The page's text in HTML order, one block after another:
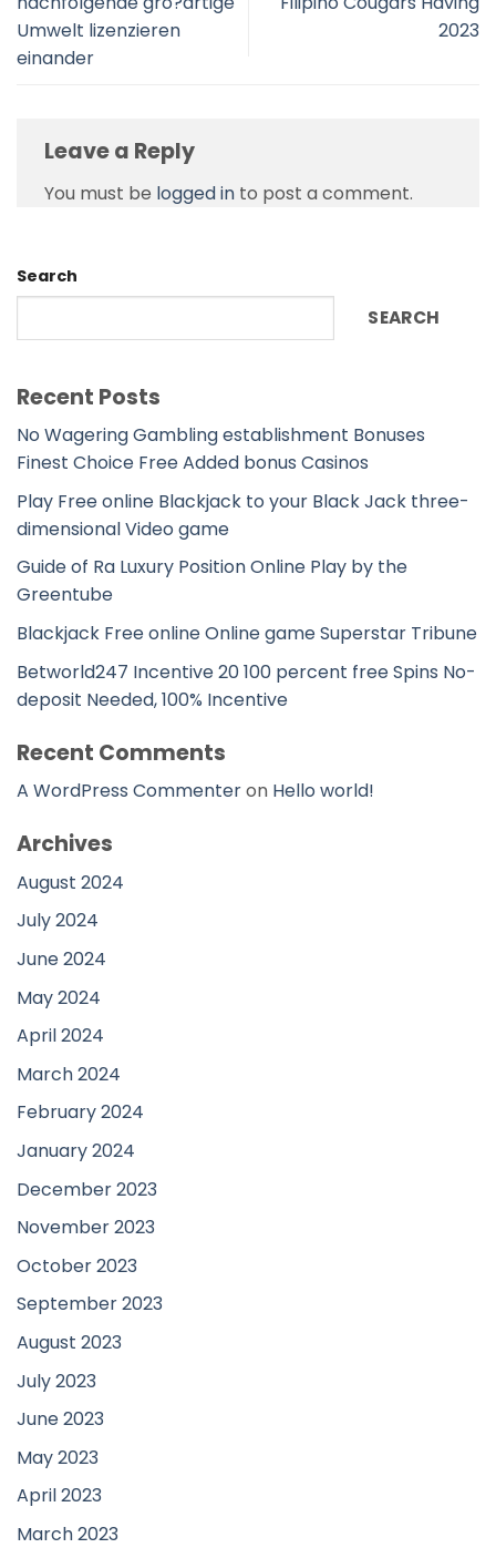
Umwelt lizenzieren
einander
2023
Leave a Reply
You must be logged in to post a comment.
Search
SEARCH
Recent Posts
No Wagering Gambling establishment Bonuses
Finest Choice Free Added bonus Casinos
Play Free online Blackjack to your Black Jack three-
dimensional Video game
Guide of Ra Luxury Position Online Play by the
Greentube
Blackjack Free online Online game Superstar Tribune
Betworld247 Incentive 20 100 percent free Spins No-
deposit Needed, 100% Incentive
Recent Comments
A WordPress Commenteron Hello world!
Archives
August 2024
July 2024
June 2024
May 2024
April 2024
March 2024
February 2024
January 2024
December 2023
November 2023
October 2023
September 2023
August 2023
July 2023
June 2023
May 2023
April 2023
March 2023